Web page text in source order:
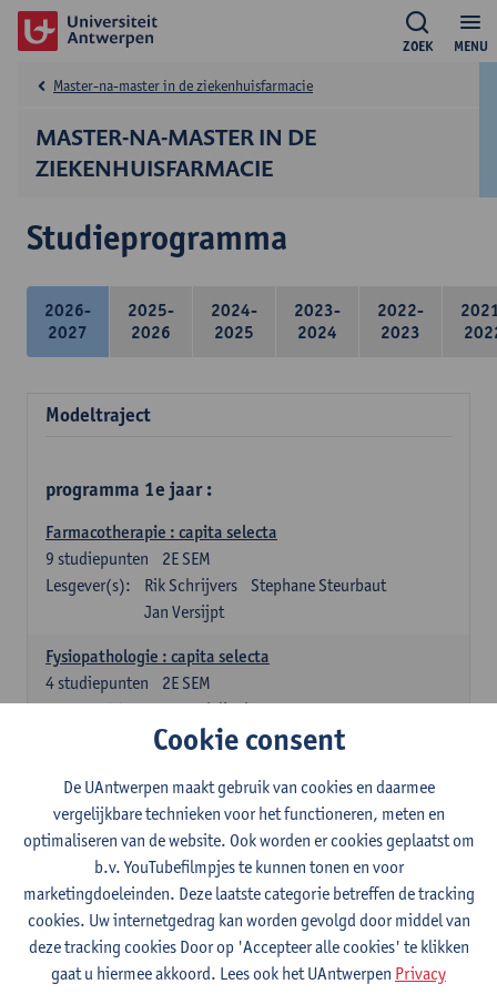
MENU
ZOEK
MASTER-NA-MASTER IN DE
ZIEKENHUISFARMACIE
Master-na-master in de ziekenhuisfarmacie
Studieprogramma
2026-
2027
2025-
2026
2024-
2025
2023-
2024
2022-
2023
Modeltraject
programma 1e jaar :
Farmacotherapie : capita selecta
2E SEM
9 studiepunten
Lesgever(s):
Rik Schrijvers
Stephane Steurbaut
Jan Versijpt
Fysiopathologie : capita selecta
2E SEM
4studiepunten
Lesgever(s):
Inge Derdelinckx Joost Wauters
Organisatie en beheer van de ziekenhuisapotheek deel 1
1E SEM
studiepunten
Lesgever(s):
Annemie Somers Jens Van Krieken
Ziekenhuishygiëne
2E SEM
studiepunten
Lesgever(s):
Isabel Leroux-Roels Stefanie Desmet
Farmaceutische technologie voor het ziekenhuis
2E SEM
4studiepunten
Cookie consent
De UAntwerpen maakt gebruik van cookies en daarmee
vergelijkbare technieken voor het functioneren, meten en
optimaliseren van de website. Ook worden er cookies geplaatst om
b.v. YouTubefilmpjes te kunnen tonen en voor
marketingdoeleinden. Deze laatste categorie betreffen de tracking
cookies. Uw internetgedrag kan worden gevolgd door middel van
deze tracking cookies Door op 'Accepteer alle cookies' te klikken
gaat u hiermee akkoord. Lees ook het UAntwerpen Privacy